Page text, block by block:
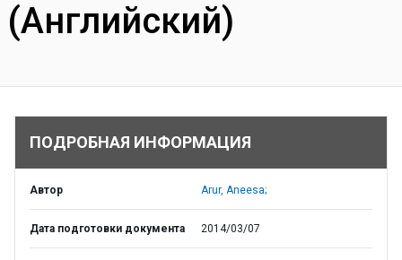
(Английский)
ПОДРОБНАЯ ИНФОРМАЦИЯ
Автор Arur, Aneesa;
Дата подготовки документа 2014/03/07